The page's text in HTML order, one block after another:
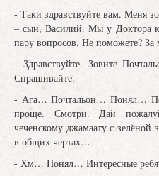
- Таки здравствуйте вам. Меня
– сын, Василий. Мы у Доктора
пару вопросов. Не поможете? За
- Здравствуйте. Зовите
Спрашивайте.
- Ага… Почтальон… Понял…
проще. Смотри. Дай
чеченскому джамаату с
в общих чертах…
- Хм… Понял… Интересные